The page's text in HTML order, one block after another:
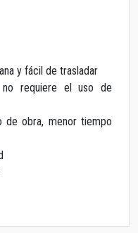
y fácil de trasladar
no requiere el uso de
de obra, menor tiempo